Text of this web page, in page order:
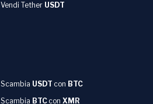
Vendi Tether USDT
Scambia USDT con BTC
Scambia BTC con XMR